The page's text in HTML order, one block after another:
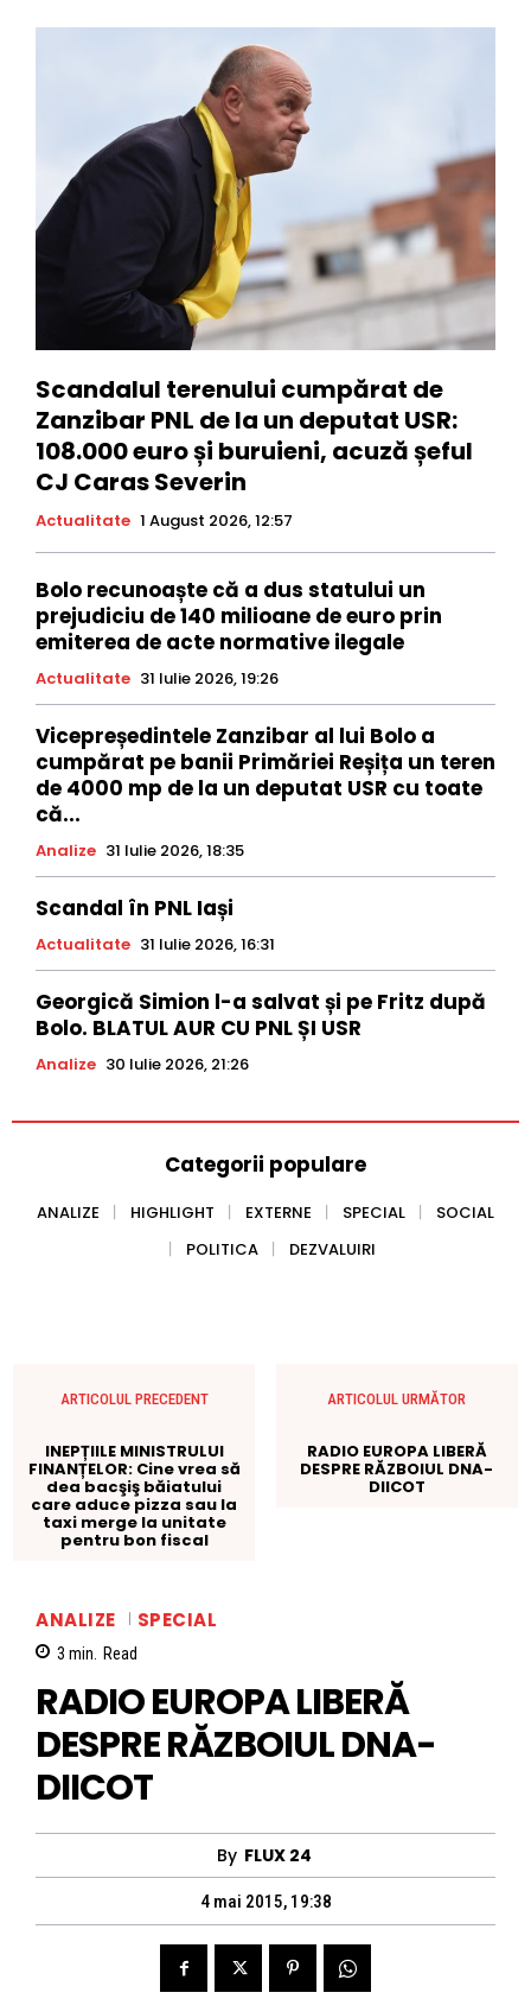
Scandalul terenului cumpărat de
Zanzibar PNL de la un deputat USR:
108.000 euro și buruieni, acuză șeful
CJ Caras Severin
Actualitate 1 August 2026, 12:57
Bolo recunoaște că a dus statului un
prejudiciu de 140 milioane de euro prin
emiterea de acte normative ilegale
Actualitate 31 Iulie 2026, 19:26
Vicepreședintele Zanzibar al lui Bolo a
cumpărat pe banii Primăriei Reșița un teren
de 4000 mp de la un deputat USR cu toate
că...
Analize 31 Iulie 2026, 18:35
Scandal în PNL Iași
Actualitate 31 Iulie 2026, 16:31
Georgică Simion l-a salvat și pe Fritz după
Bolo. BLATUL AUR CU PNL ȘI USR
Analize 30 Iulie 2026, 21:26
Categorii populare
ANALIZE HIGHLIGHT EXTERNE SPECIAL
SOCIAL
POLITICA
DEZVALUIRI
ARTICOLUL PRECEDENT
INEPȚIILE MINISTRULUI
FINANȚELOR: Cine vrea să
dea bacşiş băiatului
care aduce pizza sau la
taxi merge la unitate
pentru bon fiscal
ARTICOLUL URMĂTOR
RADIO EUROPA LIBERĂ
DESPRE RĂZBOIUL DNA-
DIICOT